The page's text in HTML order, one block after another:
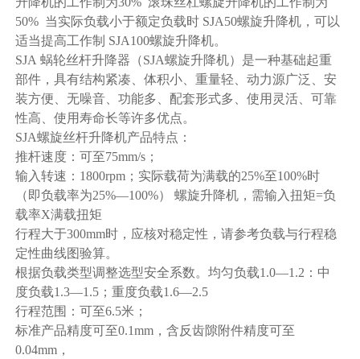
50% 当实际负载小于额定负载时 SJA50螺旋升降机，可以
适当提高工作制 SJA100螺旋升降机。
SJA 蜗轮丝杆升降器（SJA螺旋升降机）是一种基础起重
部件，具有结构紧凑、体积小、重量轻、动力源广泛、安
装方便、无噪音、功能多、配套形式多、使用灵活、可靠
性高、使用寿命长等许多优点。
SJA螺旋丝杆升降机产品特点：
推杆速度：可至75mm/s；
输入转速：1800rpm；实际载荷为满载的25%至100%时
（即负载率为25%—100%） 螺旋升降机，需输入扭矩=负
载率X满载扭矩
行程大于300mm时，应核对稳定性，请参考负载与行程稳
定性曲线图验算。
根据负载类型调整选型安全系数。均匀负载1.0—1.2：中
度负载1.3—1.5；重度负载1.6—2.5
行程范围：可至6.5米；
标准产品精度可至0.1mm，含反齿隙附件精度可至
0.04mm，